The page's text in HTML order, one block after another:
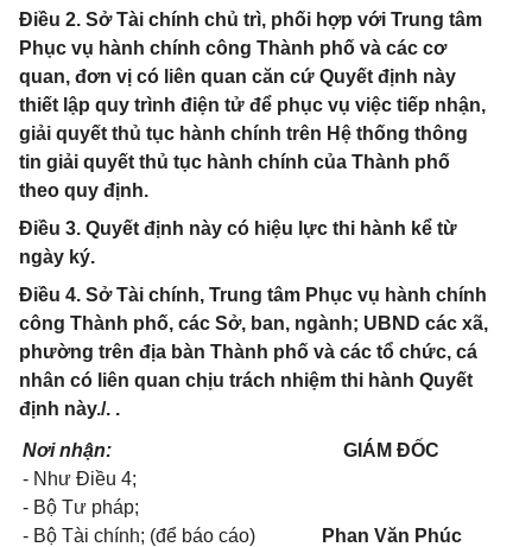
Điều 2. Sở Tài chính chủ trì, phối hợp với Trung tâm
Phục vụ hành chính công Thành phố và các cơ
quan, đơn vị có liên quan căn cứ Quyết định này
thiết lập quy trình điện tử để phục vụ việc tiếp nhận,
giải quyết thủ tục hành chính trên Hệ thống thông
tin giải quyết thủ tục hành chính của Thành phố
theo quy định.
Điều 3. Quyết định này có hiệu lực thi hành kể từ
ngày ký.
Điều 4. Sở Tài chính, Trung tâm Phục vụ hành chính
công Thành phố, các Sở, ban, ngành; UBND các xã,
phường trên địa bàn Thành phố và các tổ chức, cá
nhân có liên quan chịu trách nhiệm thi hành Quyết
định này./. .
Nơi nhận:
- Như Điều 4;
- Bộ Tư pháp;
- Bộ Tài chính; (để báo cáo)
GIÁM ĐỐC
Phan Văn Phúc